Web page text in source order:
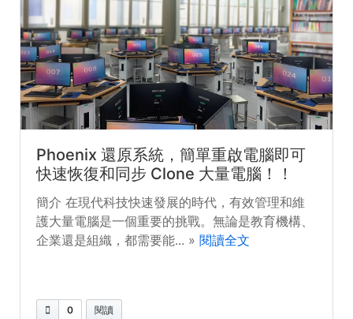
Phoenix 還原系統，簡單重啟電腦即可
快速恢復和同步 Clone 大量電腦！！
簡介 在現代科技快速發展的時代，有效管理和維
護大量電腦是一個重要的挑戰。無論是教育機構、
企業還是組織，都需要能... » 閱讀全文
0 閱讀